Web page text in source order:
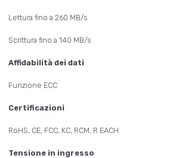
Lettura fino a 260 MB/s
Scrittura fino a 140 MB/s
Affidabilità dei dati
Funzione ECC
Certificazioni
RoHS, CE, FCC, KC, RCM, R EACH
Tensione in ingresso